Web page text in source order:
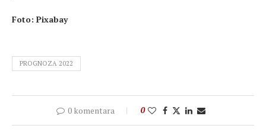
Foto: Pixabay
PROGNOZA 2022
0 komentara 0